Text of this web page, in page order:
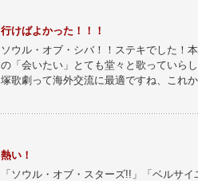
行けばよかった！！！
ソウル・オブ・シバ！！ステキでした！
の「会いたい」とても堂々と歌っていら
塚歌劇って海外交流に最適ですね、これ
熱い！
「ソウル・オブ・スターズ!!」「ベルサ